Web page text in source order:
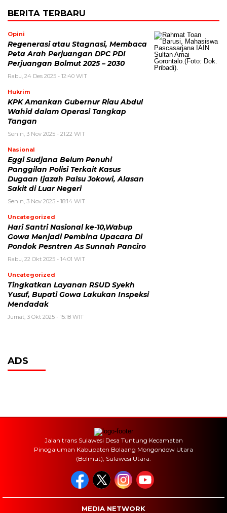
BERITA TERBARU
Opini
Regenerasi atau Stagnasi, Membaca
Peta Arah Perjuangan DPC PDI
Perjuangan Bolmut 2025 – 2030
Rabu, 24 Des 2025 - 12:40 WIT
Hukrim
KPK Amankan Gubernur Riau Abdul
Wahid dalam Operasi Tangkap
Tangan
Senin, 3 Nov 2025 - 21:22 WIT
Nasional
Eggi Sudjana Belum Penuhi
Panggilan Polisi Terkait Kasus
Dugaan Ijazah Palsu Jokowi, Alasan
Sakit di Luar Negeri
Senin, 3 Nov 2025 - 18:14 WIT
Uncategorized
Hari Santri Nasional ke-10,Wabup
Gowa Menjadi Pembina Upacara Di
Pondok Pesntren As Sunnah Panciro
Rabu, 22 Okt 2025 - 14:01 WIT
Uncategorized
Tingkatkan Layanan RSUD Syekh
Yusuf, Bupati Gowa Lakukan Inspeksi
Mendadak
Jumat, 3 Okt 2025 - 15:18 WIT
ADS
Jalan trans Sulawesi Desa Tuntung Kecamatan
Pinogaluman Kabupaten Bolaang Mongondow Utara
(Bolmut), Sulawesi Utara.
MEDIA NETWORK